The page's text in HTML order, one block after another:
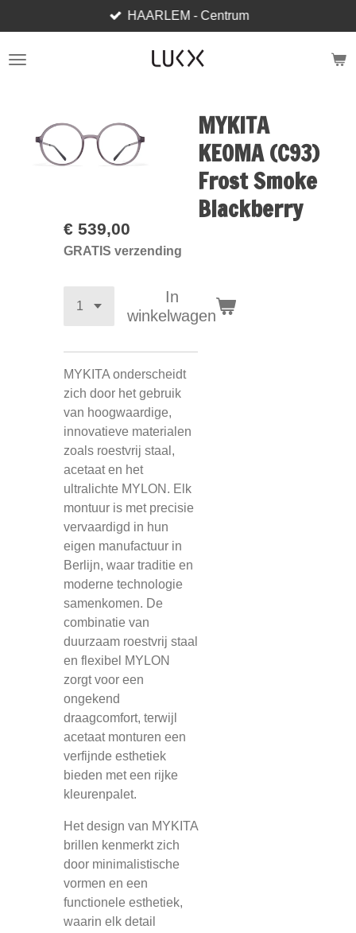
direct
naar
HAARLEM - Centrum
MYKITA
KEOMA (C93)
Frost Smoke
Blackberry
€ 539,00
GRATIS verzending
In
winkelwagen
MYKITA onderscheidt
zich door het gebruik
van hoogwaardige,
innovatieve materialen
zoals roestvrij staal,
acetaat en het
ultralichte MYLON. Elk
montuur is met precisie
vervaardigd in hun
eigen manufactuur in
Berlijn, waar traditie en
moderne technologie
samenkomen. De
combinatie van
duurzaam roestvrij staal
en flexibel MYLON
zorgt voor een
ongekend
draagcomfort, terwijl
acetaat monturen een
verfijnde esthetiek
bieden met een rijke
kleurenpalet.
Het design van MYKITA
brillen kenmerkt zich
door minimalistische
vormen en een
functionele esthetiek,
waarin elk detail